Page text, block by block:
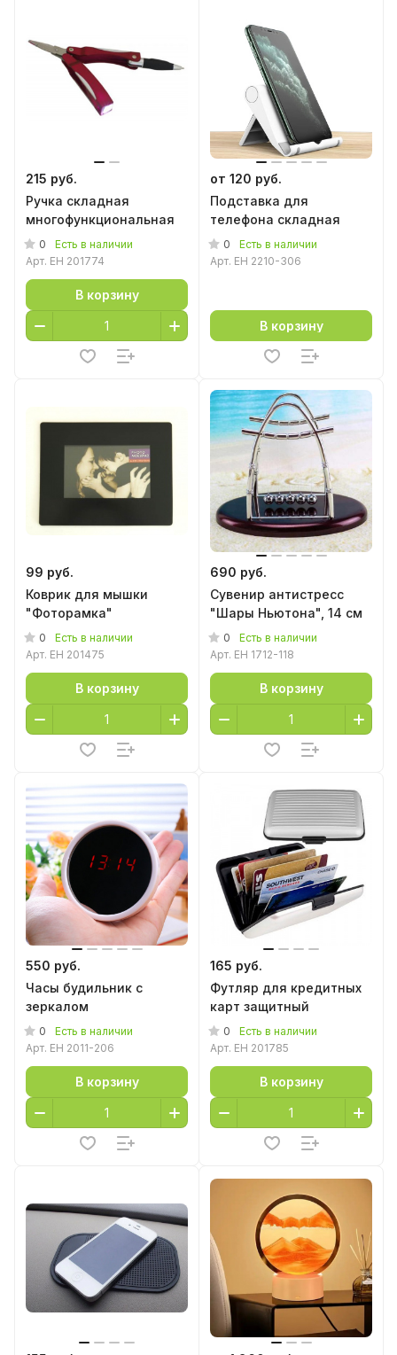
215 руб.
Ручка складная
многофункциональная
0
Есть в наличии
Арт. EH 201774
В корзину
от 120 руб.
Подставка для
телефона складная
0
Есть в наличии
Арт. EH 2210-306
В корзину
99 руб.
Коврик для мышки
"Фоторамка"
0
Есть в наличии
Арт. EH 201475
В корзину
690 руб.
Сувенир антистресс
"Шары Ньютона", 14 см
0
Есть в наличии
Арт. EH 1712-118
В корзину
550 руб.
Часы будильник с
зеркалом
0
Есть в наличии
Арт. EH 2011-206
В корзину
165 руб.
Футляр для кредитных
карт защитный
0
Есть в наличии
Арт. EH 201785
В корзину